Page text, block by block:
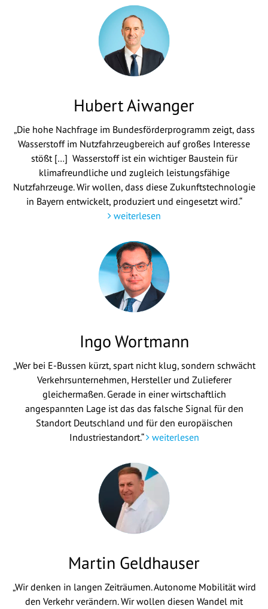
Hubert Aiwanger
„Die hohe Nachfrage im Bundesförderprogramm zeigt, dass
Wasserstoff im Nutzfahrzeugbereich auf großes Interesse
stößt […] Wasserstoff ist ein wichtiger Baustein für
klimafreundliche und zugleich leistungsfähige
Nutzfahrzeuge. Wir wollen, dass diese Zukunftstechnologie
in Bayern entwickelt, produziert und eingesetzt wird.“
weiterlesen
Ingo Wortmann
„Wer bei E-Bussen kürzt, spart nicht klug, sondern schwächt
Verkehrsunternehmen, Hersteller und Zulieferer
gleichermaßen. Gerade in einer wirtschaftlich
angespannten Lage ist das das falsche Signal für den
Standort Deutschland und für den europäischen
Industriestandort.“ weiterlesen
Martin Geldhauser
„Wir denken in langen Zeiträumen. Autonome Mobilität wird
den Verkehr verändern. Wir wollen diesen Wandel mit